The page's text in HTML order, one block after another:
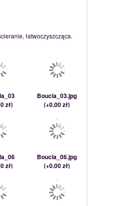
łatwoczyszcząca.
zł)
Boucla_03.jpg
(+0,00 zł)
zł)
Boucla_06.jpg
(+0,00 zł)